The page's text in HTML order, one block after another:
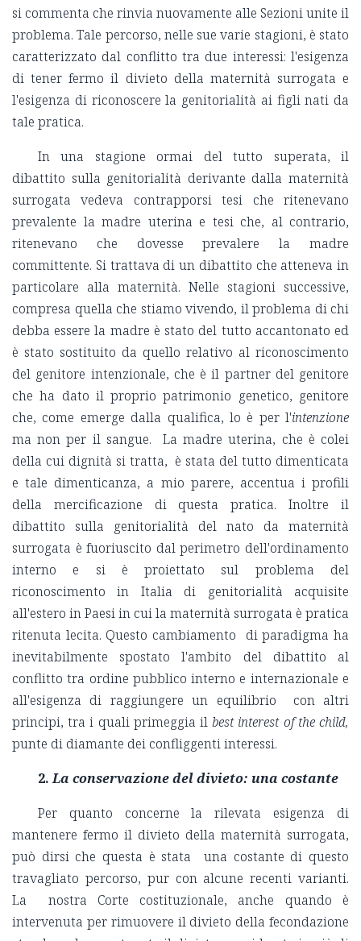
si commenta che rinvia nuovamente alle Sezioni unite il
problema. Tale percorso, nelle sue varie stagioni, è stato
caratterizzato dal conflitto tra due interessi: l'esigenza
di tener fermo il divieto della maternità surrogata e
l'esigenza di riconoscere la genitorialità ai figli nati da
tale pratica.
In una stagione ormai del tutto superata, il
dibattito sulla genitorialità derivante dalla maternità
surrogata vedeva contrapporsi tesi che ritenevano
prevalente la madre uterina e tesi che, al contrario,
ritenevano che dovesse prevalere la madre
committente. Si trattava di un dibattito che atteneva in
particolare alla maternità. Nelle stagioni successive,
compresa quella che stiamo vivendo, il problema di chi
debba essere la madre è stato del tutto accantonato ed
è stato sostituito da quello relativo al riconoscimento
del genitore intenzionale, che è il partner del genitore
che ha dato il proprio patrimonio genetico, genitore
che, come emerge dalla qualifica, lo è per l'intenzione
ma non per il sangue. La madre uterina, che è colei
della cui dignità si tratta, è stata del tutto dimenticata
e tale dimenticanza, a mio parere, accentua i profili
della mercificazione di questa pratica. Inoltre il
dibattito sulla genitorialità del nato da maternità
surrogata è fuoriuscito dal perimetro dell'ordinamento
interno e si è proiettato sul problema del
riconoscimento in Italia di genitorialità acquisite
all'estero in Paesi in cui la maternità surrogata è pratica
ritenuta lecita. Questo cambiamento di paradigma ha
inevitabilmente spostato l'ambito del dibattito al
conflitto tra ordine pubblico interno e internazionale e
all'esigenza di raggiungere un equilibrio con altri
principi, tra i quali primeggia ilbest interest of the child,
punte di diamante dei confliggenti interessi.
2.La conservazione del divieto: una costante
Per quanto concerne la rilevata esigenza di
mantenere fermo il divieto della maternità surrogata,
può dirsi che questa è stata una costante di questo
travagliato percorso, pur con alcune recenti varianti.
La nostra Corte costituzionale, anche quando è
intervenuta per rimuovere il divieto della fecondazione